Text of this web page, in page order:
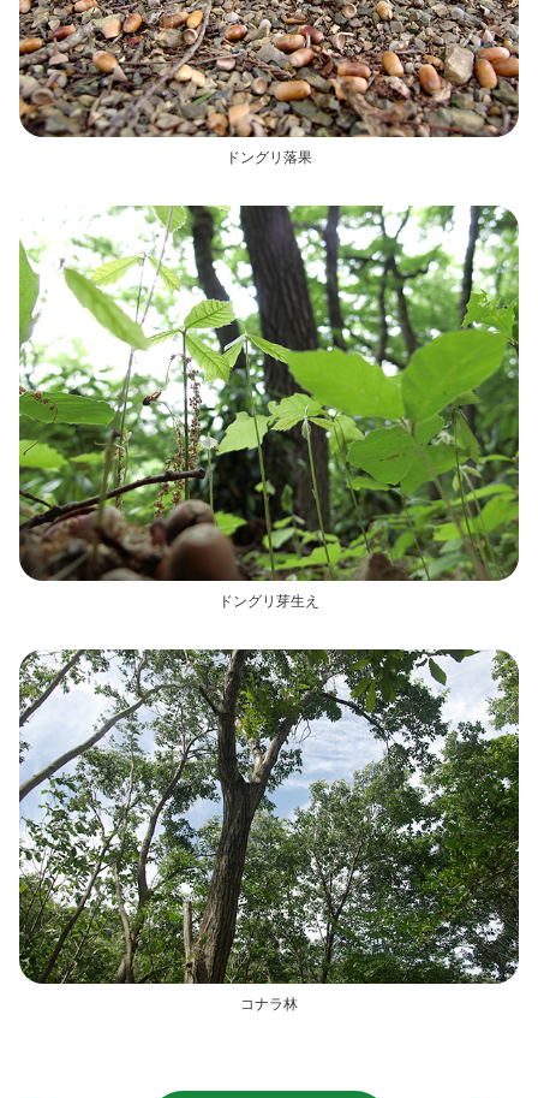
ドングリ落果
ドングリ芽生え
コナラ林